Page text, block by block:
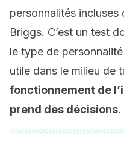
personnalités incluses
Briggs. C’est un test
le type de
utile dans le milieu de
fonctionnement de
prend des décisions.